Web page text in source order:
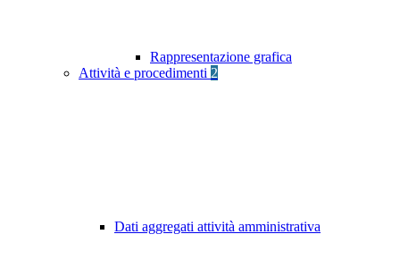
Rappresentazione grafica
Attività e procedimenti 2
Dati aggregati attività amministrativa